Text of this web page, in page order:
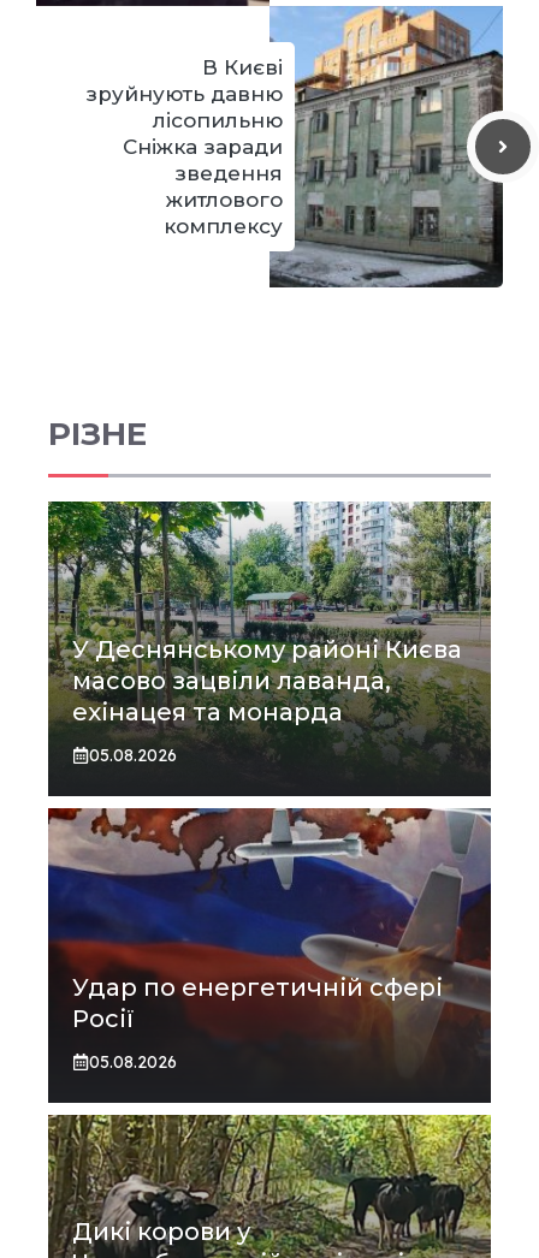
В Києві
зруйнують давню
лісопильню
Сніжка заради
зведення
житлового
комплексу
РІЗНЕ
У Деснянському районі Києва
масово зацвіли лаванда,
ехінацея та монарда
05.08.2026
Удар по енергетичній сфері
Росії
05.08.2026
Дикі корови у